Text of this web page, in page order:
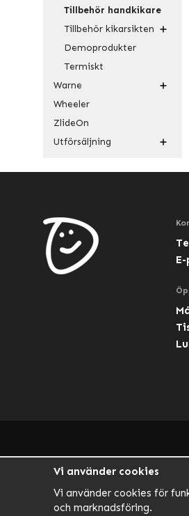
Tillbehör handkikare
Tillbehör kikarsikten
Demoprodukter
Termiskt
Warne
Wheeler
ZlideOn
Utförsäljning
Vi använder cookies
Vi använder cookies för
och marknadsföring.